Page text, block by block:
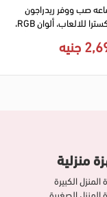
صب ووفر ريدراجون
اوركسترا للالعاب، ألوان RGB،
جنيه
منزلية
المنزل الكبيرة
المنزل الصغيرة